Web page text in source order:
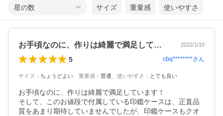
星の数 サイズ 重量感 使いやすさ
お手頃なのに、作りは綺麗で満足していま… 2022/1/10
5 cbq********さん
サイズ ： ちょうどよい 重量感 ： 普通 使いやすさ ： とても良い
お手頃なのに、作りは綺麗で満足しています！
そして、このお値段で付属している印鑑ケースは、正直品
質をあまり期待していませんでしたが、印鑑ケースもクオ